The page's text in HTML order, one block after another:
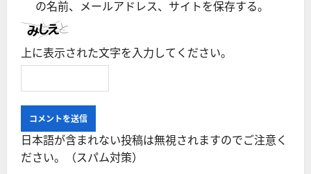
の名前、メールアドレス、サイトを保存する。
上に表示された文字を入力してください。
日本語が含まれない投稿は無視されますのでご注意く
ださい。（スパム対策）